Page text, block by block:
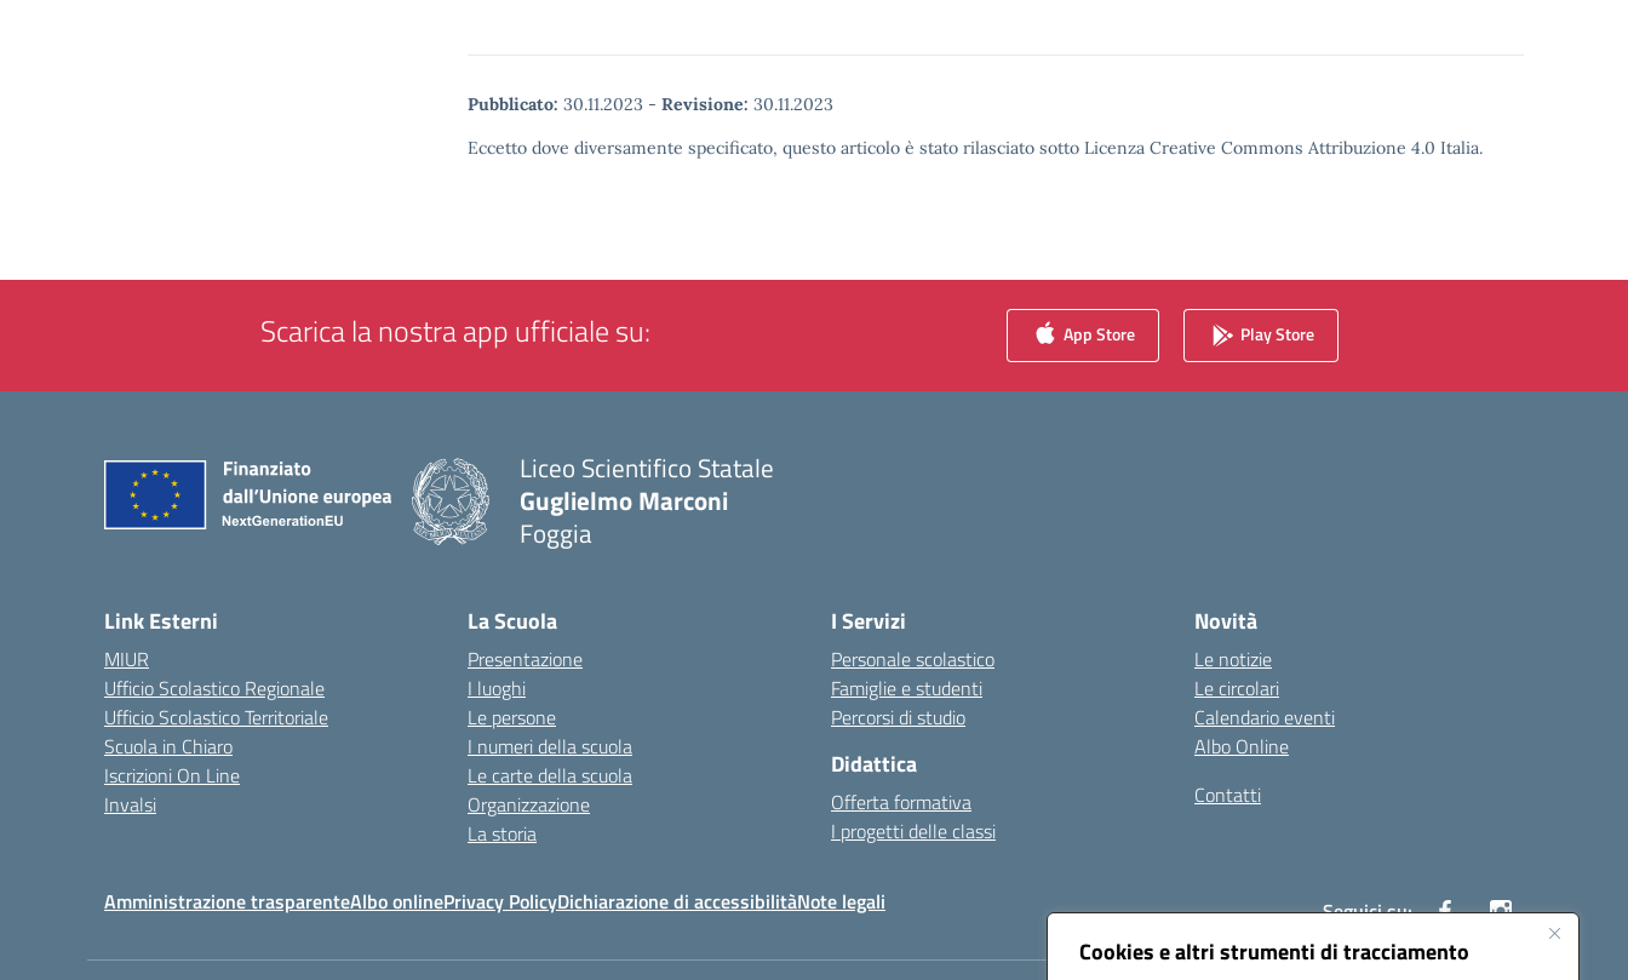
Cookies e altri strumenti di tracciamento
Pubblicato: 30.11.2023 - Revisione: 30.11.2023
Eccetto dove diversamente specificato, questo articolo è stato rilasciato sotto Licenza Creative Commons Attribuzione 4.0 Italia.
Scarica la nostra app ufficiale su: App Store Play Store
Liceo Scientifico Statale
Guglielmo Marconi
Foggia
Link Esterni
MIUR
Ufficio Scolastico Regionale
Ufficio Scolastico Territoriale
Scuola in Chiaro
Iscrizioni On Line
Invalsi
La Scuola
Presentazione
I luoghi
Le persone
I numeri della scuola
Le carte della scuola
Organizzazione
La storia
I Servizi
Personale scolastico
Famiglie e studenti
Percorsi di studio
Didattica
Offerta formativa
I progetti delle classi
Novità
Le notizie
Le circolari
Calendario eventi
Albo Online
Contatti
Amministrazione trasparenteAlbo onlinePrivacy PolicyDichiarazione di accessibilitàNote legali Seguici su: